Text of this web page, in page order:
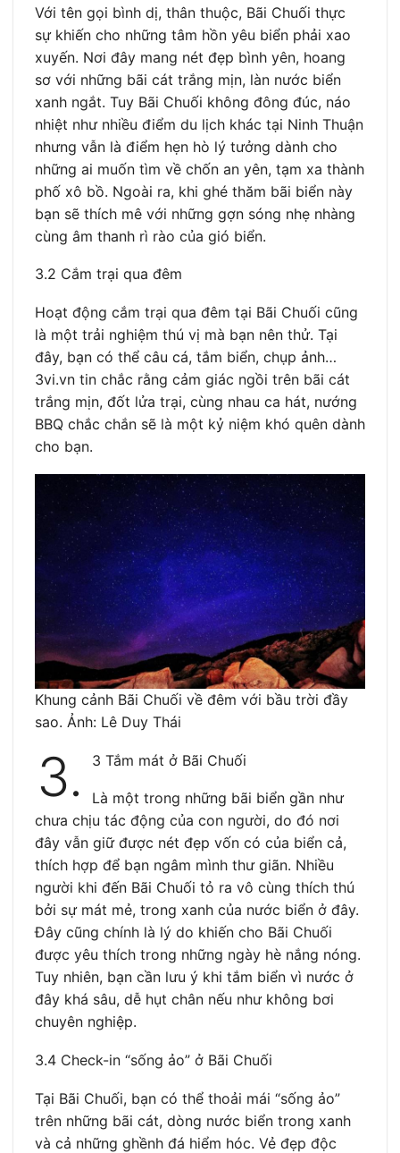
Với tên gọi bình dị, thân thuộc, Bãi Chuối thực
sự khiến cho những tâm hồn yêu biển phải xao
xuyến. Nơi đây mang nét đẹp bình yên, hoang
sơ với những bãi cát trắng mịn, làn nước biển
xanh ngắt. Tuy Bãi Chuối không đông đúc, náo
nhiệt như nhiều điểm du lịch khác tại Ninh Thuận
nhưng vẫn là điểm hẹn hò lý tưởng dành cho
những ai muốn tìm về chốn an yên, tạm xa thành
phố xô bồ. Ngoài ra, khi ghé thăm bãi biển này
bạn sẽ thích mê với những gợn sóng nhẹ nhàng
cùng âm thanh rì rào của gió biển.
3.2 Cắm trại qua đêm
Hoạt động cắm trại qua đêm tại Bãi Chuối cũng
là một trải nghiệm thú vị mà bạn nên thử. Tại
đây, bạn có thể câu cá, tắm biển, chụp ảnh…
3vi.vn tin chắc rằng cảm giác ngồi trên bãi cát
trắng mịn, đốt lửa trại, cùng nhau ca hát, nướng
BBQ chắc chắn sẽ là một kỷ niệm khó quên dành
cho bạn.
Khung cảnh Bãi Chuối về đêm với bầu trời đầy
sao. Ảnh: Lê Duy Thái
3. 3 Tắm mát ở Bãi Chuối
Là một trong những bãi biển gần như
chưa chịu tác động của con người, do đó nơi
đây vẫn giữ được nét đẹp vốn có của biển cả,
thích hợp để bạn ngâm mình thư giãn. Nhiều
người khi đến Bãi Chuối tỏ ra vô cùng thích thú
bởi sự mát mẻ, trong xanh của nước biển ở đây.
Đây cũng chính là lý do khiến cho Bãi Chuối
được yêu thích trong những ngày hè nắng nóng.
Tuy nhiên, bạn cần lưu ý khi tắm biển vì nước ở
đây khá sâu, dễ hụt chân nếu như không bơi
chuyên nghiệp.
3.4 Check-in “sống ảo” ở Bãi Chuối
Tại Bãi Chuối, bạn có thể thoải mái “sống ảo”
trên những bãi cát, dòng nước biển trong xanh
và cả những ghềnh đá hiểm hóc. Vẻ đẹp độc